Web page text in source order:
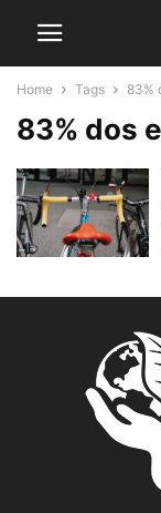
Home Tags 83%
83% dos